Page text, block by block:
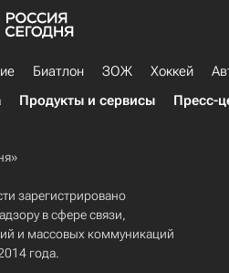
Биатлон ЗОЖ Хоккей
Продукты и сервисы Пресс-
зарегистрировано
в сфере связи,
и массовых коммуникаций
года.